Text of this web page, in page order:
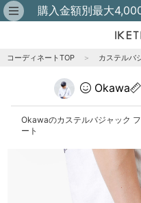
購入金額別最大
コーディネートTOP ＞ カステルバ
Okawa
Okawaのカステルバジャック
ート